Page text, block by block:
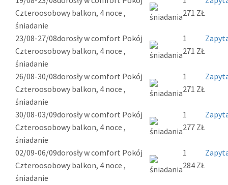
Czteroosobowy balkon, 4 noce ,
śniadanie
271 ZŁ
23/08-27/08dorosły w comfort Pokój
Czteroosobowy balkon, 4 noce ,
śniadanie
1
271 ZŁ
26/08-30/08dorosły w comfort Pokój
Czteroosobowy balkon, 4 noce ,
śniadanie
1
271 ZŁ
30/08-03/09dorosły w comfort Pokój
Czteroosobowy balkon, 4 noce ,
śniadanie
1
277 ZŁ
02/09-06/09dorosły w comfort Pokój
Czteroosobowy balkon, 4 noce ,
śniadanie
1
284 ZŁ